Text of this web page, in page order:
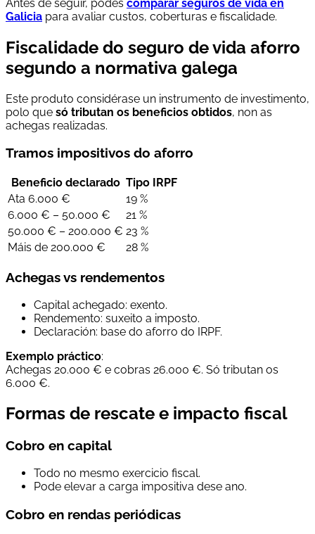
Antes de seguir, podes comparar seguros de vida en
Galicia para avaliar custos, coberturas e fiscalidade.
Fiscalidade do seguro de vida aforro
segundo a normativa galega
Este produto considérase un instrumento de investimento,
polo que só tributan os beneficios obtidos, non as
achegas realizadas.
Tramos impositivos do aforro
Beneficio declarado Tipo IRPF
Ata 6.000 €
19 %
6.000 € – 50.000 €
21 %
50.000 € – 200.000 € 23 %
Máis de 200.000 €
28 %
Achegas vs rendementos
Capital achegado: exento.
Rendemento: suxeito a imposto.
Declaración: base do aforro do IRPF.
Exemplo práctico:
Achegas 20.000 € e cobras 26.000 €. Só tributan os
6.000 €.
Formas de rescate e impacto fiscal
Cobro en capital
Todo no mesmo exercicio fiscal.
Pode elevar a carga impositiva dese ano.
Cobro en rendas periódicas